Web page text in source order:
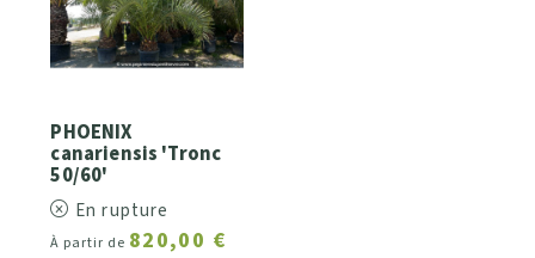
PHOENIX
canariensis 'Tronc
50/60'
En rupture
À partir de 820,00 €